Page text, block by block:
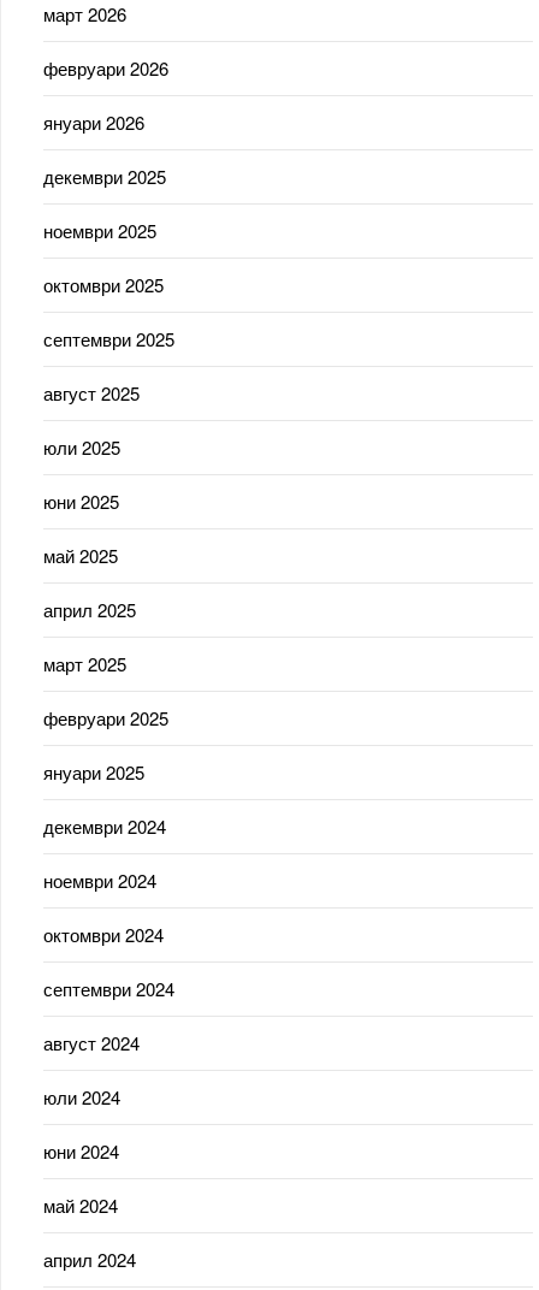
март 2026
февруари 2026
януари 2026
декември 2025
ноември 2025
октомври 2025
септември 2025
август 2025
юли 2025
юни 2025
май 2025
април 2025
март 2025
февруари 2025
януари 2025
декември 2024
ноември 2024
октомври 2024
септември 2024
август 2024
юли 2024
юни 2024
май 2024
април 2024